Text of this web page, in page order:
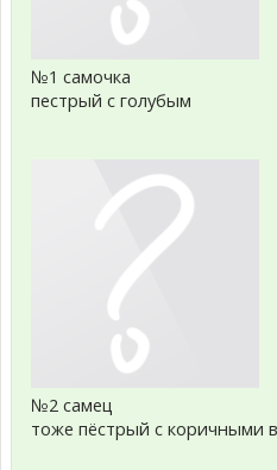
№1 самочка
пестрый с голубым
№2 самец
тоже пёстрый с коричными